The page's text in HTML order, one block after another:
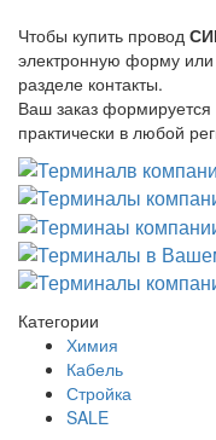
Чтобы купить провод
электронную форму или
разделе контакты.
Ваш заказ
практически в любой
Категории
Химия
Кабель
Стройка
SALE